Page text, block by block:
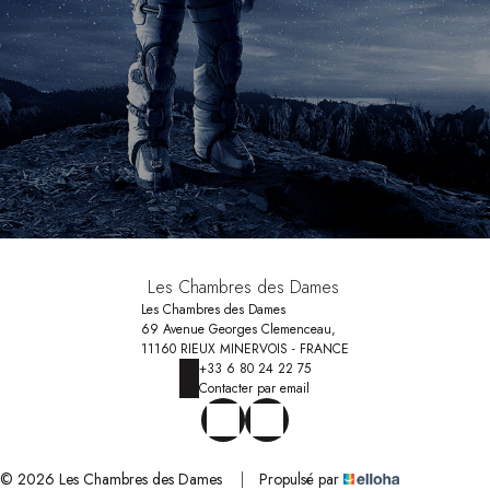
Les Chambres des Dames
Les Chambres des Dames
69 Avenue Georges Clemenceau,
11160 RIEUX MINERVOIS - FRANCE
+33 6 80 24 22 75
Contacter par email
© 2026 Les Chambres des Dames Propulsé par